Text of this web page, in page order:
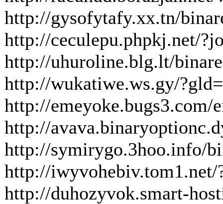
http://gysofytafy.xx.tn/
http://ceculepu.phpkj.net/
http://uhuroline.blg.lt/
http://wukatiwe.ws.gy/
http://emeyoke.bugs3.com/
http://
http://symirygo.3hoo.info/
http://iwyvohebiv.tom1.net/
http://duhozyvok.smart-